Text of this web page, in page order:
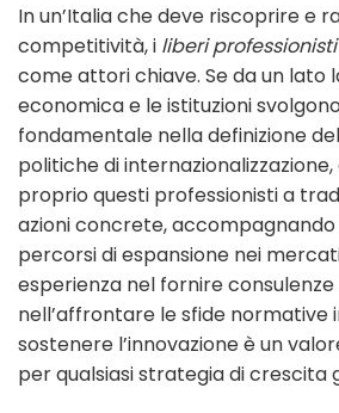
In un’Italia che deve riscoprire e
competitività, i liberi professionisti
come attori chiave. Se da un lato
economica e le istituzioni
fondamentale nella definizione
politiche di internazionalizzazione,
proprio questi professionisti a
azioni concrete,
percorsi di espansione nei
esperienza nel fornire
nell’affrontare le sfide normative
sostenere l’innovazione è un
per qualsiasi strategia di crescita